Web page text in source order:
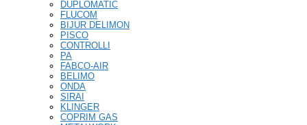
DUPLOMATIC
FLUCOM
BIJUR DELIMON
PISCO
CONTROLLI
PA
FABCO-AIR
BELIMO
ONDA
SIRAI
KLINGER
COPRIM GAS